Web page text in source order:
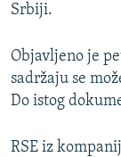
Srbiji.
Objavljeno je
sadržaju se
Do istog
RSE iz